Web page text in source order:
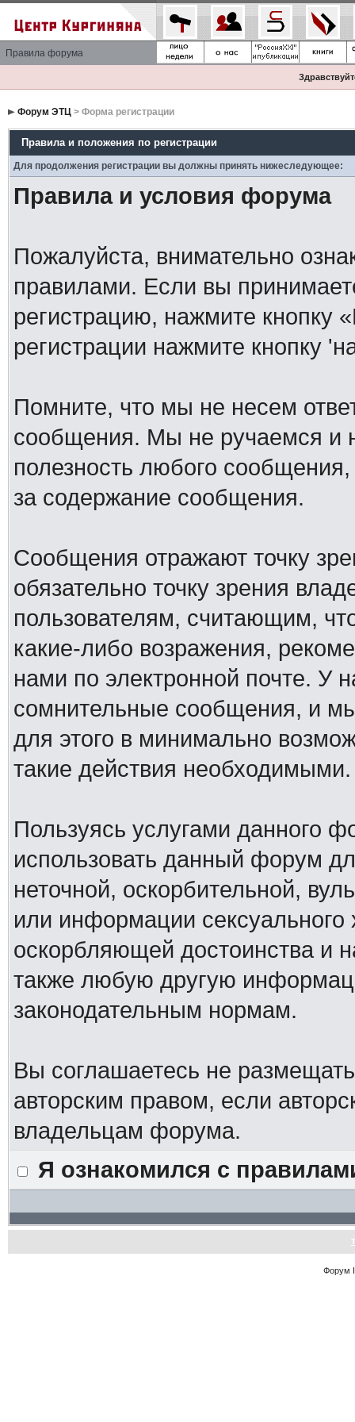
Правила форума
Форум ЭТЦ> Форма регистрации
Правила и положения по регистрации
Для продолжения регистрации вы должны принять нижеследующее:
Правила и условия форума
Пожалуйста, внимательно
правилами. Если вы
регистрацию, нажмите кнопку
регистрации нажмите кнопку
Помните, что мы не несем
сообщения. Мы не ручаемся и
полезность любого
за содержание сообщения.
Сообщения отражают точку
обязательно точку зрения
пользователям, считающим,
какие-либо возражения,
нами по электронной почте. У
сомнительные сообщения, и
для этого в минимально
такие действия необходимыми.
Пользуясь услугами данного
использовать данный форум
неточной, оскорбительной,
или информации
оскорбляющей достоинства и
также любую другую
законодательным нормам.
Вы соглашаетесь не
авторским правом, если
владельцам форума.
Я ознакомился с
Форум